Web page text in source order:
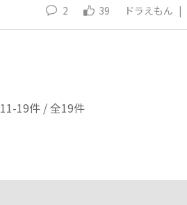
2 39 ドラえもん |
11-19件 / 全19件